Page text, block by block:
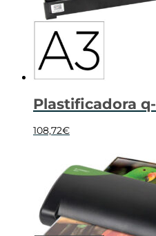
Plastificadora
108,72€